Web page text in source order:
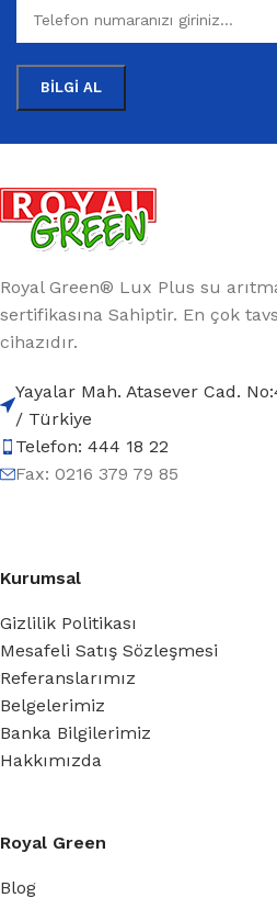
Royal Green® Lux Plus su
sertifikasına Sahiptir. En çok
cihazıdır.
Yayalar Mah. Atasever Cad.
/ Türkiye
Telefon: 444 18 22
Fax: 0216 379 79 85
Kurumsal
Gizlilik Politikası
Mesafeli Satış Sözleşmesi
Referanslarımız
Belgelerimiz
Banka Bilgilerimiz
Hakkımızda
Royal Green
Blog